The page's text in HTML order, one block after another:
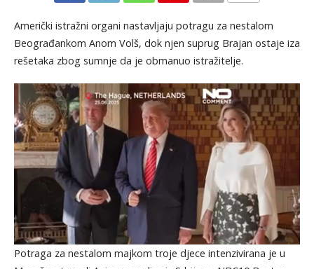
Američki istražni organi nastavljaju potragu za nestalom
Beograđankom Anom Volš, dok njen suprug Brajan ostaje iza
rešetaka zbog sumnje da je obmanuo istražitelje.
Potraga za nestalom majkom troje djece intenzivirana je u